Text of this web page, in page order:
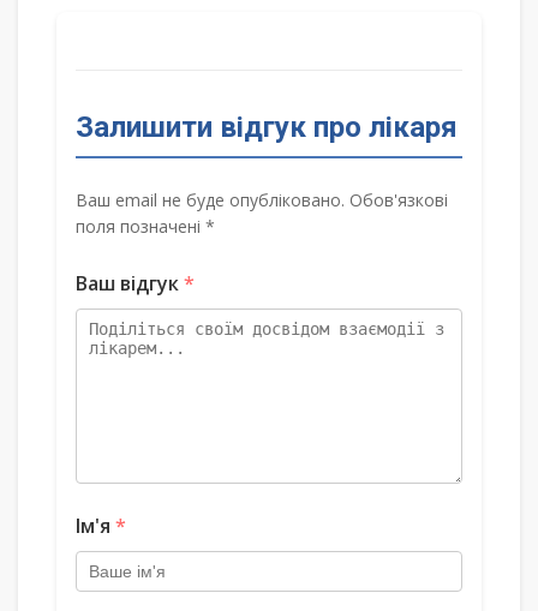
Залишити відгук про лікаря
Ваш email не буде опубліковано. Обов'язкові
поля позначені *
Ваш відгук*
Ім'я *